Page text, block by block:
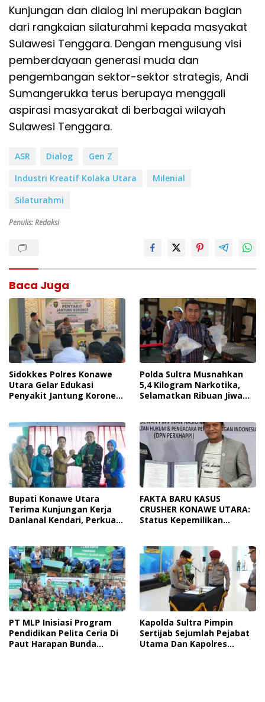
Kunjungan dan dialog ini merupakan bagian
dari rangkaian silaturahmi kepada masyakat
Sulawesi Tenggara. Dengan mengusung visi
pemberdayaan generasi muda dan
pengembangan sektor-sektor strategis, Andi
Sumangerukka terus berupaya menggali
aspirasi masyarakat di berbagai wilayah
Sulawesi Tenggara.
ASR Dialog
Gen Z
Industri Kreatif Kolaka Utara
Milenial
Silaturahmi
Penulis: Redaksi
Baca Juga
Sidokkes Polres Konawe
Utara Gelar Edukasi
Penyakit Jantung Koroner,
Hidup Sehat
Polda Sultra Musnahkan
5,4 Kilogram Narkotika,
Selamatkan Ribuan Jiwa
Bupati Konawe Utara
Terima Kunjungan Kerja
Danlanal Kendari, Perkuat
FAKTA BARU KASUS
CRUSHER KONAWE UTARA:
Status Kepemilikan
Tersangka Dr. Ruksamin
Dinilai Prematur
PT MLP Inisiasi Program
Pendidikan Pelita Ceria Di
Paut Harapan Bunda
Kapolda Sultra Pimpin
Sertijab Sejumlah Pejabat
Utama Dan Kapolres